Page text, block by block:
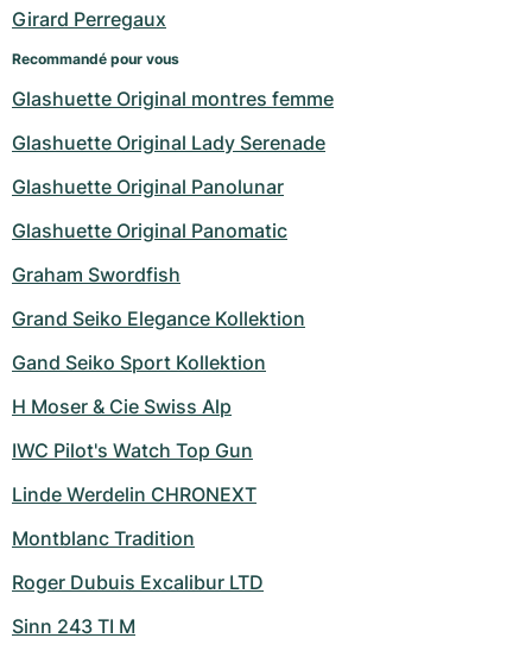
Girard Perregaux
Recommandé pour vous
Glashuette Original montres femme
Glashuette Original Lady Serenade
Glashuette Original Panolunar
Glashuette Original Panomatic
Graham Swordfish
Grand Seiko Elegance Kollektion
Gand Seiko Sport Kollektion
H Moser & Cie Swiss Alp
IWC Pilot's Watch Top Gun
Linde Werdelin CHRONEXT
Montblanc Tradition
Roger Dubuis Excalibur LTD
Sinn 243 TI M